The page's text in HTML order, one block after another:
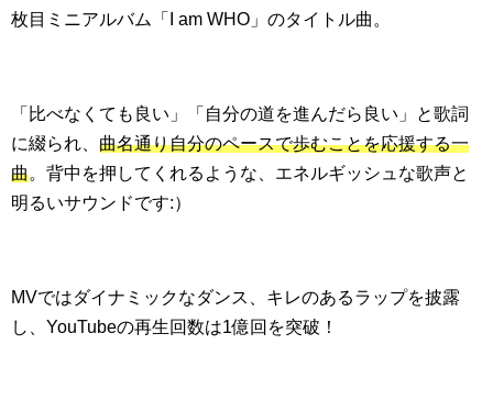
枚目ミニアルバム「I am WHO」のタイトル曲。
「比べなくても良い」「自分の道を進んだら良い」と歌詞
に綴られ、 曲名通り自分のペースで歩むことを応援する一
曲。背中を押してくれるような、エネルギッシュな歌声と
明るいサウンドです:）
MVではダイナミックなダンス、キレのあるラップを披露
し、YouTubeの再生回数は1億回を突破！